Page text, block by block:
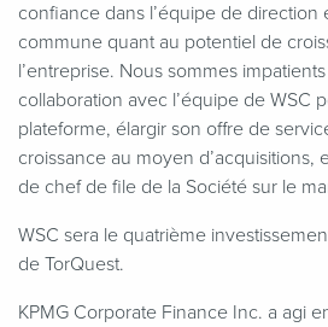
confiance dans l’équipe de direction
commune quant au potentiel de
l’entreprise. Nous sommes
collaboration avec l’équipe de WSC
plateforme, élargir son offre de
croissance au moyen d’acquisitions,
de chef de file de la Société sur le
WSC sera le quatrième
de TorQuest.
KPMG Corporate Finance Inc. a agi